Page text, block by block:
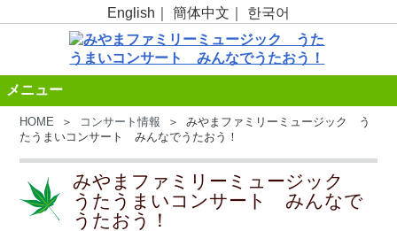
English 簡体中文 한국어
メニュー
HOME ＞ コンサート情報 ＞ みやまファミリーミュージック う
たうまいコンサート みんなでうたおう！
みやまファミリーミュージック
うたうまいコンサート みんなで
うたおう！